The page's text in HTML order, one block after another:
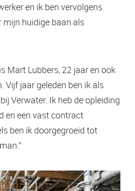
en ik ben vervolgens
mijn huidige baan als
Mart Lubbers, 22 jaar en ook
Vijf jaar geleden ben ik als
Verwater. Ik heb de opleiding
en een vast contract
ben ik doorgegroeid tot